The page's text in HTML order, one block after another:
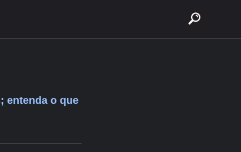
entenda o que